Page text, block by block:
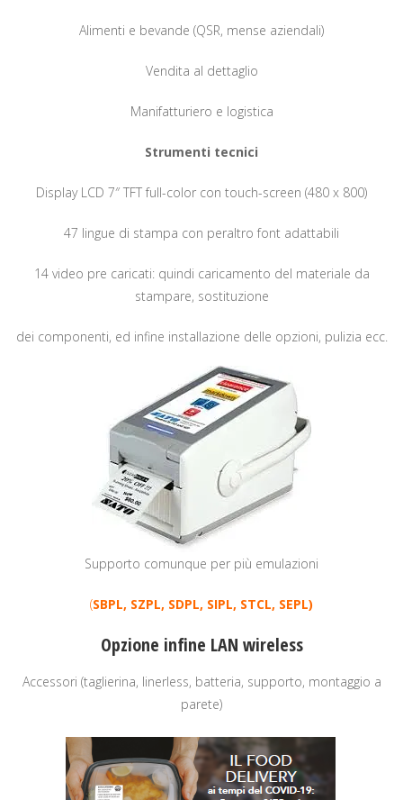
Alimenti e bevande (QSR, mense aziendali)
Vendita al dettaglio
Manifatturiero e logistica
Strumenti tecnici
Display LCD 7″ TFT full-color con touch-screen (480 x 800)
47 lingue di stampa con peraltro font adattabili
14 video pre caricati: quindi caricamento del materiale da
stampare, sostituzione
dei componenti, ed infine installazione delle opzioni, pulizia ecc.
Supporto comunque per più emulazioni
(SBPL, SZPL, SDPL, SIPL, STCL, SEPL)
Opzione infine LAN wireless
Accessori (taglierina, linerless, batteria, supporto, montaggio a
parete)